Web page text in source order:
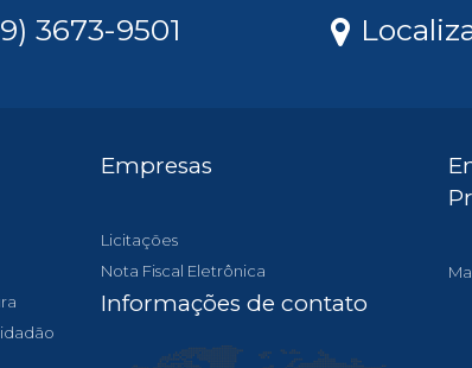
3673-9501
Empresas
Licitações
Nota Fiscal Eletrônica
Informações de contato